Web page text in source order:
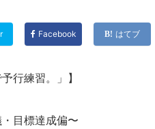
Facebook はてブ
行練習。」】
目標達成偏〜